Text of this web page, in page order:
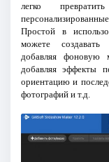
легко
Простой в
можете создавать
добавляя фоновую
добавляя эффекты
ориентацию и
фотографий и т.д.